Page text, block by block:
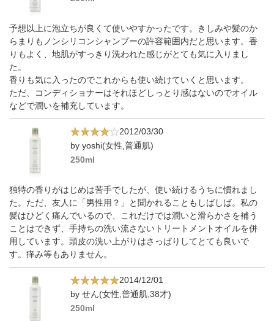
予想以上に泡立ちが良くて使いやすかったです。きしみや髪のか
らまりもノンシリコンシャンプーの許容範囲内だと思います。香
りもよく、地肌がすっきり洗われた感じがとても気に入りまし
た。
香りも気に入ったのでこれからも使い続けていくと思います。
ただ、コンディショナーはそれほどしっとり感はないのでオイル
などで潤いを補充しています。
2012/03/30
by yoshi(女性,普通肌)
250ml
独特の香りがはじめは苦手でしたが、使い続けるうちに慣れまし
た。ただ、友人に「男性用？」と聞かれることもしばしば。私の
髪はひどく痛んでいるので、これだけでは潤いと滑らかさを補う
ことはできず、手持ちの洗い流さないトリートメントオイルを併
用しています。頭皮の洗い上がりはさっぱりしてとても良いで
す。痒み等もありません。
2014/12/01
by せん(女性,普通肌,38才)
250ml